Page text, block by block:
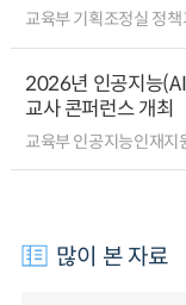
교육부 기획조정실 정
2026년 인공지능
교사 콘퍼런스 개최
교육부 인공지능인재
많이 본 자료